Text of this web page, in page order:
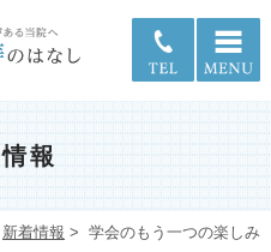
報
新着情報 > 学会のもう一つの楽しみ